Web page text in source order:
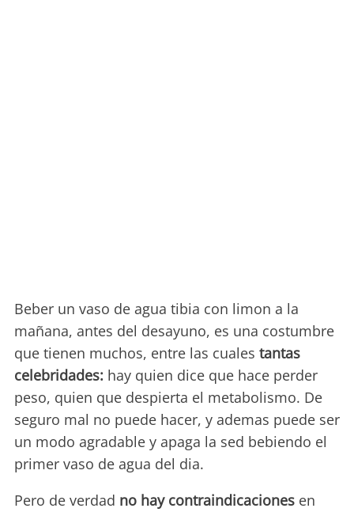
Beber un vaso de agua tibia con limon a la
mañana, antes del desayuno, es una costumbre
que tienen muchos, entre las cuales tantas
celebridades: hay quien dice que hace perder
peso, quien que despierta el metabolismo. De
seguro mal no puede hacer, y ademas puede ser
un modo agradable y apaga la sed bebiendo el
primer vaso de agua del dia.
Pero de verdad no hay contraindicaciones en